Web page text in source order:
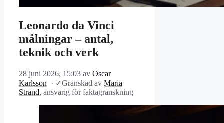
Leonardo da Vinci
målningar – antal,
teknik och verk
28 juni 2026, 15:03 av Oscar
Karlsson
· ✓Granskad av Maria
Strand, ansvarig för faktagranskning